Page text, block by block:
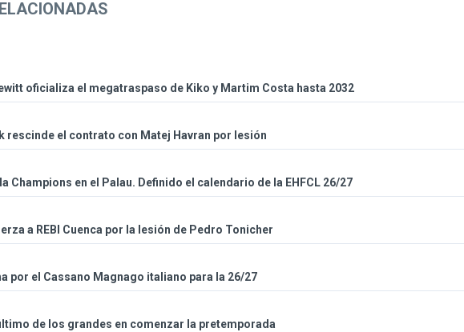
oficializa el megatraspaso de Kiko y Martim Costa hasta 2032
rescinde el contrato con Matej Havran por lesión
Champions en el Palau. Definido el calendario de la EHFCL 26/27
a REBI Cuenca por la lesión de Pedro Tonicher
por el Cassano Magnago italiano para la 26/27
de los grandes en comenzar la pretemporada